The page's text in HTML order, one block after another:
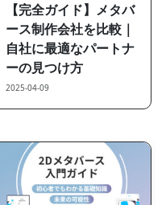
【完全ガイド】メタバ
ース制作会社を比較｜
自社に最適なパートナ
ーの見つけ方
2025-04-09